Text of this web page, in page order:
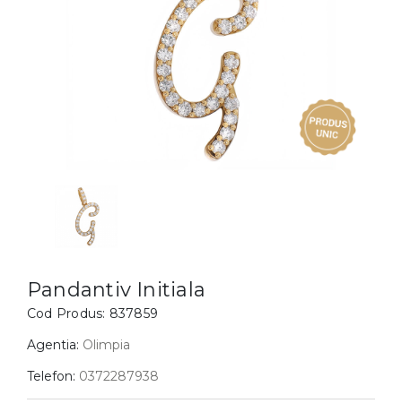
BIJUTERII COPII
Cercei
Bratari
Coliere
Lanturi
Pandantive
Pandantiv Initiala
Cod Produs: 837859
Agentia: Olimpia
Telefon: 0372287938